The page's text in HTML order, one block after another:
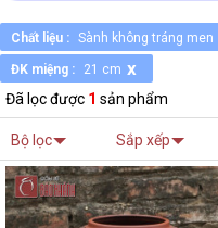
Chất liệu : Sành không tráng men
ĐK miệng : 21 cm x
Đã lọc được 1 sản phẩm
Bộ lọc Sắp xếp